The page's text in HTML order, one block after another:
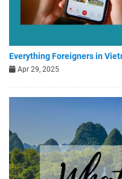
Everything Foreigners in
Apr 29, 2025